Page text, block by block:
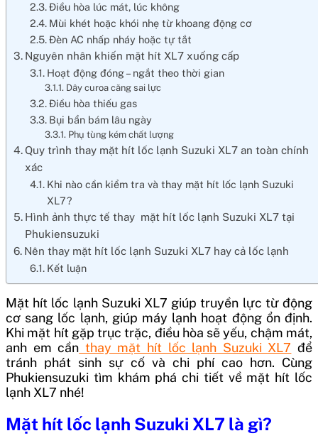
Điều hòa lúc mát, lúc không
Mùi khét hoặc khói nhẹ từ khoang động cơ
Đèn AC nhấp nháy hoặc tự tắt
Nguyên nhân khiến mặt hít XL7 xuống cấp
Hoạt động đóng – ngắt theo thời gian
Dây curoa căng sai lực
Điều hòa thiếu gas
Bụi bẩn bám lâu ngày
Phụ tùng kém chất lượng
Quy trình thay mặt hít lốc lạnh Suzuki XL7 an toàn chính
xác
Khi nào cần kiểm tra và thay mặt hít lốc lạnh Suzuki
XL7?
Hình ảnh thực tế thay mặt hít lốc lạnh Suzuki XL7 tại
Phukiensuzuki
Nên thay mặt hít lốc lạnh Suzuki XL7 hay cả lốc lạnh
Kết luận
Mặt hít lốc lạnh Suzuki XL7 giúp truyền lực từ động
cơ sang lốc lạnh, giúp máy lạnh hoạt động ổn định.
Khi mặt hít gặp trục trặc, điều hòa sẽ yếu, chậm mát,
anh em cần thay mặt hít lốc lạnh Suzuki XL7 để
tránh phát sinh sự cố và chi phí cao hơn. Cùng
Phukiensuzuki tìm khám phá chi tiết về mặt hít lốc
lạnh XL7 nhé!
Mặt hít lốc lạnh Suzuki XL7 là gì?